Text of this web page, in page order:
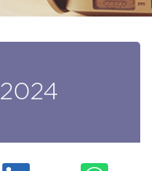
2024